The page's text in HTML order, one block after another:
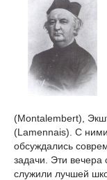
(Montalembert),
(Lamennais). С
обсуждались
задачи. Эти вечера
служили лучшей